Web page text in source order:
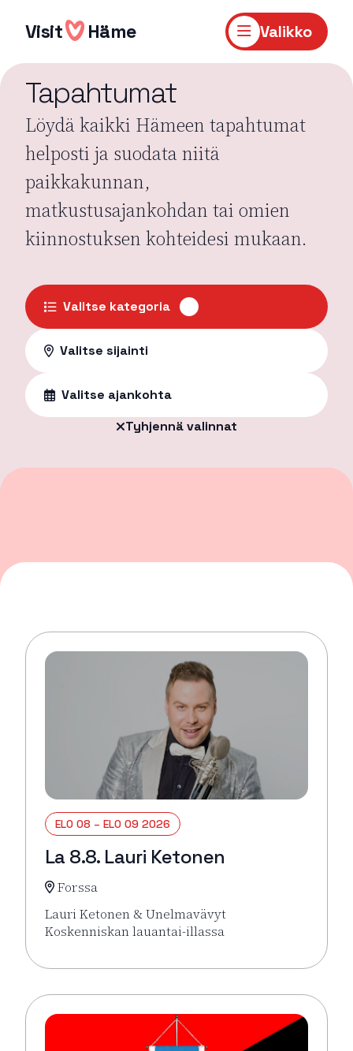
sisältöön
Visit Häme Valikko
Tapahtumat
Löydä kaikki Hämeen tapahtumat
helposti ja suodata niitä
paikkakunnan,
matkustusajankohdan tai omien
kiinnostuksen kohteidesi mukaan.
Valitse kategoria
Valitse sijainti
Valitse ajankohta
Tyhjennä valinnat
ELO 08 – ELO 09 2026
La 8.8. Lauri Ketonen
Forssa
Lauri Ketonen & Unelmavävyt
Koskenniskan lauantai-illassa